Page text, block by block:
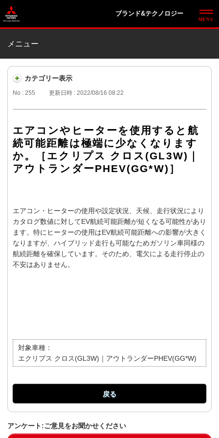
ブランド&テクノロジー
メニュー
カテゴリー表示
No : 255 更新日時 : 2022/08/16 08:22
エアコンやヒーターを使用すると航
続可能距離は極端に少なくなります
か。［エクリプス クロス(GL3W)｜
アウトランダーPHEV(GG*W)］
エアコン・ヒーターの使用や設定状況、天候、走行状況により
カタログ数値に対してEV航続可能距離が短くなる可能性があり
ます。特にヒーターの使用はEV航続可能距離への影響が大きく
なりますが、ハイブリッド走行も可能なためガソリン車同様の
航続距離を確保しています。そのため、電欠による走行停止の
不安はありません。
対象車種：
エクリプス クロス(GL3W)｜アウトランダーPHEV(GG*W)
戻る
アンケート:ご意見をお聞かせください